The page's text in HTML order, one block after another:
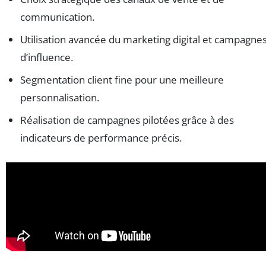
communication.
Utilisation avancée du marketing digital et
d’influence.
Segmentation client fine pour une meilleure
personnalisation.
Réalisation de campagnes pilotées grâce à des
indicateurs de performance précis.